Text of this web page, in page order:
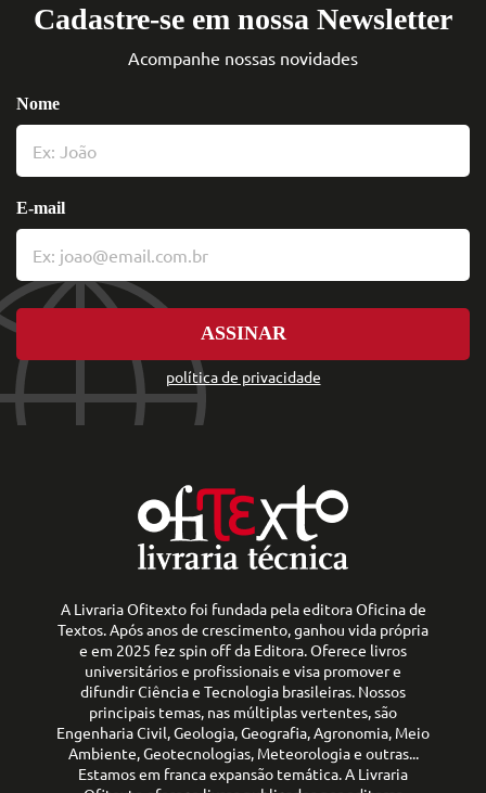
Cadastre-se em nossa Newsletter
Acompanhe nossas novidades
política de privacidade
Nome
E-mail
ASSINAR
A Livraria Ofitexto foi fundada pela editora Oficina de
Textos. Após anos de crescimento, ganhou vida própria
e em 2025 fez spin off da Editora. Oferece livros
universitários e profissionais e visa promover e
difundir Ciência e Tecnologia brasileiras. Nossos
principais temas, nas múltiplas vertentes, são
Engenharia Civil, Geologia, Geografia, Agronomia, Meio
Ambiente, Geotecnologias, Meteorologia e outras...
Estamos em franca expansão temática. A Livraria